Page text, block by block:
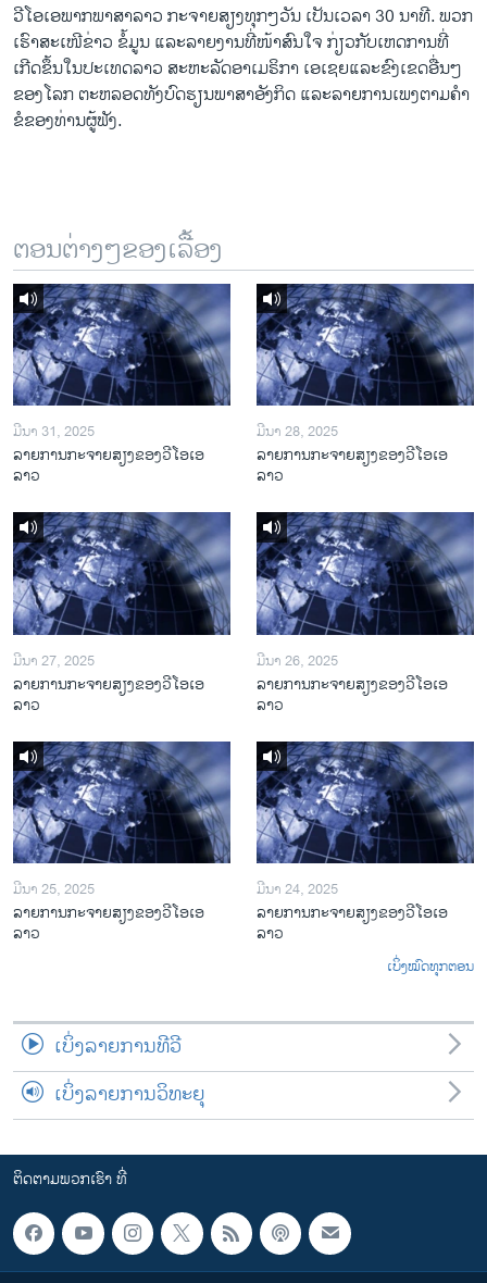
ລາຍການກະຈາຍສຽງ
ລາຍງານ
ຕິດຕາມພວກເຮົາ ທີ່
ວີ​ໂອ​ເອພາກ​ພາສາ​ລາວ​ ກະຈາຍສຽງ​ທຸກໆ​ວັນ ​ເປັນ​ເວລາ 30 ນາທີ. ພວກ​
ເຮົາ​ສະ​ເໜີຂ່າວ ຂໍ້​ມູນ ​ແລະ​ລາຍ​ງານ​ທີ່​ໜ້າ​ສົນ​ໃຈ ກ່ຽວກັບ​​ເຫດການ​​ທີ່​
ເກີດ​ຂຶ້ນ​ໃນ​ປະ​ເທດ​ລາວ ສະຫະລັດ​ອ​າ​ເມ​ຣິ​ກາ ​ເອ​ເຊຍ​ແລະ​ຂົງເຂດ​ອື່ນໆ​
ຂອງ​ໂລກ ຕະຫລອດ​ທັງ​ບົດຮຽນ​ພາສາ​ອັງກິດ ​ແລະ​ລາຍການ​ເພງ​ຕາມ​ຄຳ​
ຂໍ​ຂອງ​ທ່ານ​ຜູ້​ຟັງ.
ຕອນຕ່າງໆຂອງເລື້ອງ
ມີນາ 31, 2025
ລາຍການກະຈາຍສຽງຂອງວີໂອເອ
ລາວ
ມີນາ 28, 2025
ລາຍການກະຈາຍສຽງຂອງວີໂອເອ
ລາວ
ມີນາ 27, 2025
ລາຍການກະຈາຍສຽງຂອງວີໂອເອ
ລາວ
ມີນາ 26, 2025
ລາຍການກະຈາຍສຽງຂອງວີໂອເອ
ລາວ
ມີນາ 25, 2025
ລາຍການກະຈາຍສຽງຂອງວີໂອເອ
ລາວ
ມີນາ 24, 2025
ລາຍການກະຈາຍສຽງຂອງວີໂອເອ
ລາວ
ເບິ່ງໝົດທຸກຕອນ
ເບິ່ງລາຍການທີວີ
ເບິ່ງລາຍການວິທະຍຸ
ຕິດຕາມພວກເຮົາ ທີ່